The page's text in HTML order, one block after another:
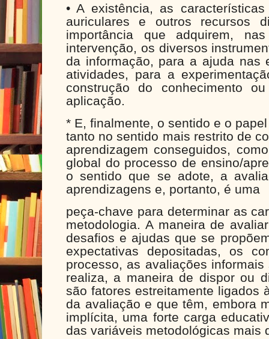
• A existência, as
auriculares e outros recursos
importância que adquirem,
intervenção, os diversos
da informação, para a ajuda nas
atividades, para a
construção do conhecimento
aplicação.
* E, finalmente, o sentido e o
tanto no sentido mais restrito de
aprendizagem conseguidos,
global do processo de ensino/
o sentido que se adote, a
aprendizagens e, portanto, é uma
peça-chave para determinar as
metodologia. A maneira de
desafios e ajudas que se
expectativas depositadas, os
processo, as avaliações
realiza, a maneira de dispor ou
são fatores estreitamente ligados
da avaliação e que têm, embora
implícita, uma forte carga
das variáveis metodológicas mais